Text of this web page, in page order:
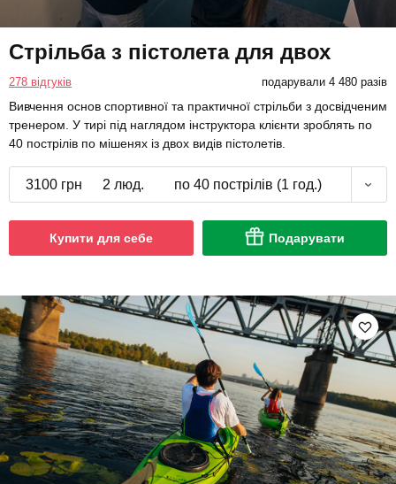
Стрільба з пістолета для двох
278 відгуків подарували 4 480 разів
Вивчення основ спортивної та практичної стрільби з досвідченим
тренером. У тирі під наглядом інструктора клієнти зроблять по
40 пострілів по мішенях із двох видів пістолетів.
3100 грн 2 люд. по 40 пострілів (1 год.)
Купити для себе Подарувати